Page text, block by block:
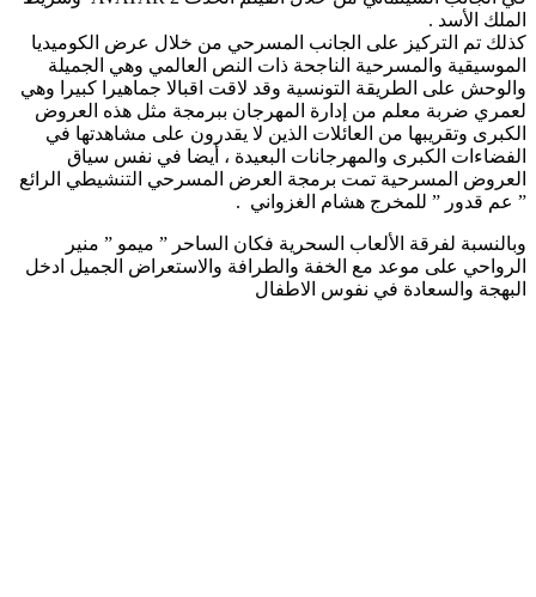
الملك الأسد .
كذلك تم التركيز على الجانب المسرحي من خلال عرض الكوميديا
الموسيقية والمسرحية الناجحة ذات النص العالمي وهي الجميلة
والوحش على الطريقة التونسية وقد لاقت اقبالا جماهيرا كبيرا وهي
لعمري ضربة معلم من إدارة المهرجان ببرمجة مثل هذه العروض
الكبرى وتقريبها من العائلات الذين لا يقدرون على مشاهدتها في
الفضاءات الكبرى والمهرجانات البعيدة ، أيضا في نفس سياق
العروض المسرحية تمت برمجة العرض المسرحي التنشيطي الرائع
” عم قدور ” للمخرج هشام الغزواني .
وبالنسبة لفرقة الألعاب السحرية فكان الساحر ” ميمو ” منير
الرواحي على موعد مع الخفة والطرافة والاستعراض الجميل ادخل
البهجة والسعادة في نفوس الاطفال